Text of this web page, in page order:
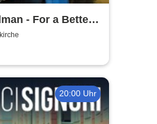
- For a Better
20:00 Uhr